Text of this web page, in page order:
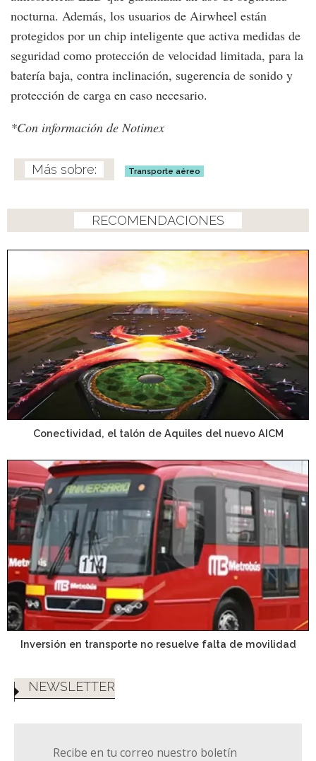
nocturna. Además, los usuarios de Airwheel están
protegidos por un chip inteligente que activa medidas de
seguridad como protección de velocidad limitada, para la
batería baja, contra inclinación, sugerencia de sonido y
protección de carga en caso necesario.
*Con información de Notimex
Transporte aéreo
RECOMENDACIONES
Conectividad, el talón de Aquiles del nuevo AICM
Inversión en transporte no resuelve falta de movilidad
NEWSLETTER
Recibe en tu correo nuestro boletín